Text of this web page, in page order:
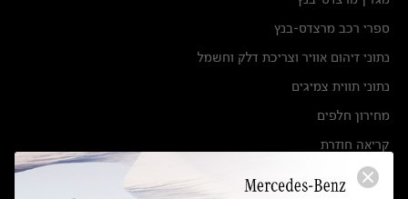
ספרי רכב מרצדס-בנץ
נתוני זיהום אוויר וצריכת דלק וחשמל
נתוני תווית צמיגים
מחירון חלפים
קריאה חוזרת
הודעה על הטבות לרכבי מרצדס בהסדר פשרה בתצ 56447-02-19